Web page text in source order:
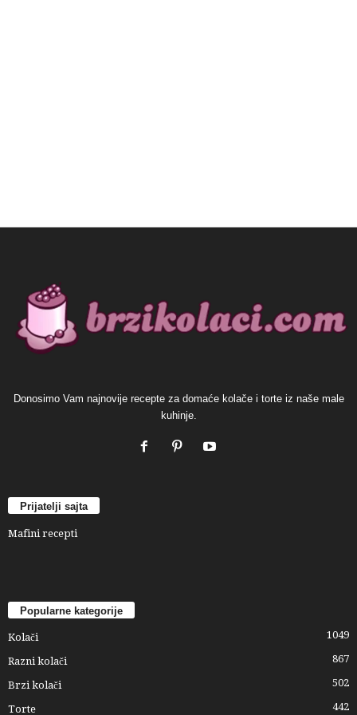
Donosimo Vam najnovije recepte za domaće kolače i torte iz naše male
kuhinje.
Prijatelji sajta
Mafini recepti
Popularne kategorije
Kolači 1049
Razni kolači 867
Brzi kolači 502
Torte 442